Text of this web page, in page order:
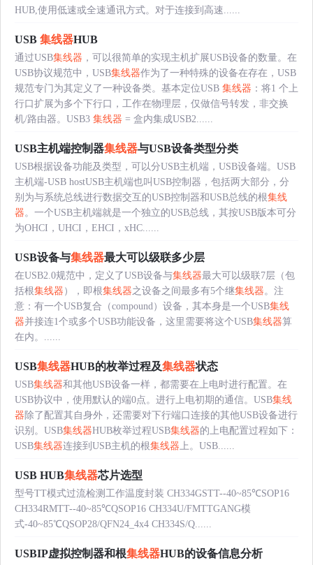
HUB,使用低速或全速通讯方式。对于连接到高速......
USB 集线器HUB
通过USB集线器 ，可以很简单的实现主机扩展USB设备的数量。在
USB协议规范中，USB集线器作为了一种特殊的设备在存在，USB
规范专门为其定义了一种设备类。基本定位USB 集线器 ：将1 个上
行口扩展为多个下行口，工作在物理层，仅做信号转发，非交换
机/路由器。USB3 集线器 = 盒内集成USB2......
USB主机端控制器集线器与USB设备类型分类
USB根据设备功能及类型，可以分USB主机端，USB设备端。USB
主机端-USB hostUSB主机端也叫USB控制器，包括两大部分，分
别为与系统总线进行数据交互的USB控制器和USB总线的根集线
器 。一个USB主机端就是一个独立的USB总线，其按USB版本可分
为OHCI，UHCI，EHCI，xHC......
USB设备与集线器最大可以级联多少层
在USB2.0规范中，定义了USB设备与集线器最大可以级联7层（包
括根集线器 ），即根集线器之设备之间最多有5个继集线器 。注
意：有一个USB复合（compound）设备，其本身是一个USB集线
器并接连1个或多个USB功能设备，这里需要将这个USB集线器算
在内。......
USB集线器HUB的枚举过程及集线器状态
USB集线器和其他USB设备一样，都需要在上电时进行配置。在
USB协议中，使用默认的端0点。进行上电初期的通信。USB集线
器 除了配置其自身外，还需要对下行端口连接的其他USB设备进行
识别。USB集线器HUB枚举过程USB集线器的上电配置过程如下：
USB集线器连接到USB主机的根集线器 上。USB......
USB HUB集线器芯片选型
型号TT模式过流检测工作温度封装 CH334GSTT--40~85℃SOP16
CH334RMTT--40~85℃QSOP16 CH334U/FMTTGANG模
式-40~85℃QSOP28/QFN24_4x4 CH334S/Q......
USBIP虚拟控制器和根集线器HUB的设备信息分析